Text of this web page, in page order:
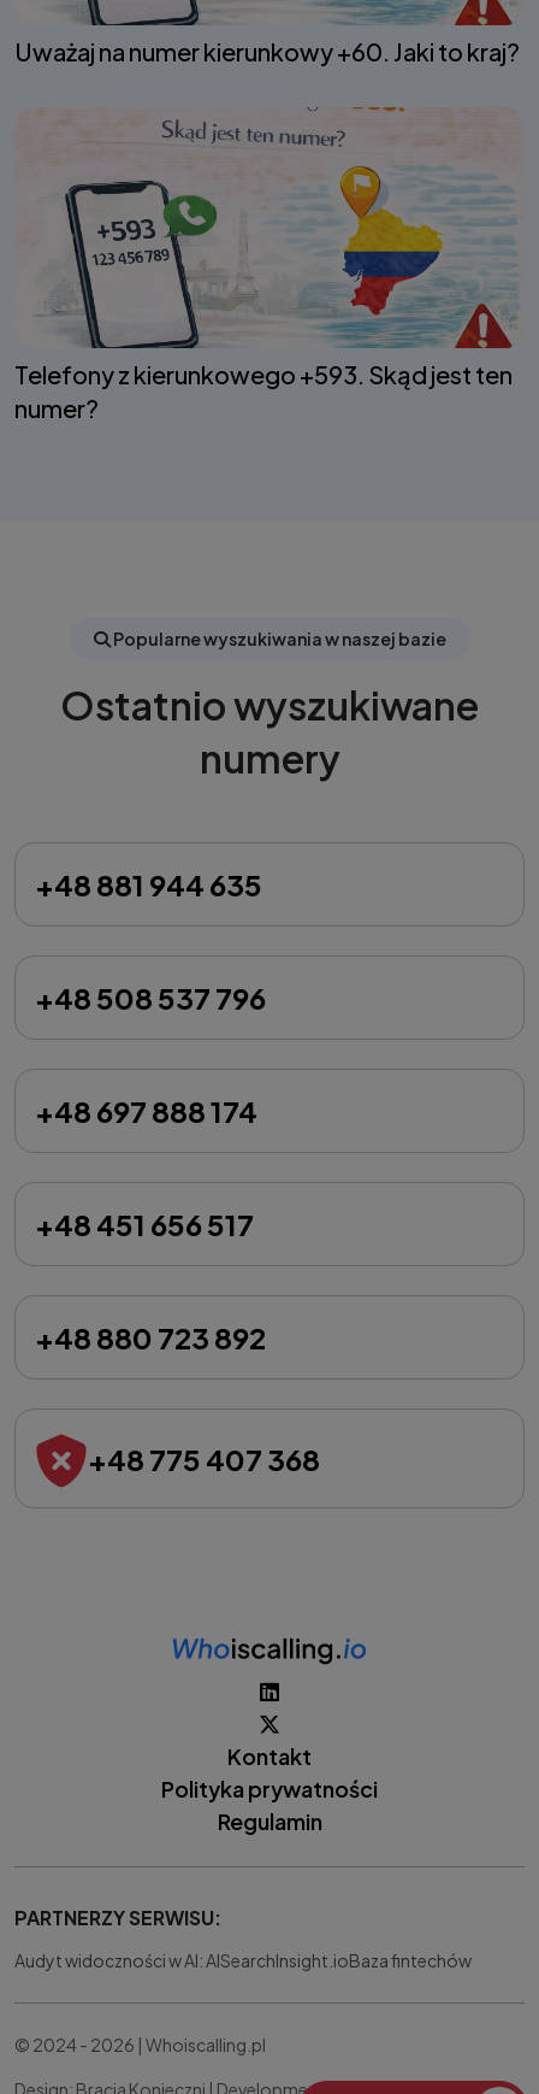
Uważaj na numer kierunkowy +60. Jaki to kraj?
Telefony z kierunkowego +593. Skąd jest ten
numer?
Popularne wyszukiwania w naszej bazie
Ostatnio wyszukiwane
numery
+48 881 944 635
+48 508 537 796
+48 697 888 174
+48 451 656 517
+48 880 723 892
+48 775 407 368
Kontakt
Polityka prywatności
Regulamin
PARTNERZY SERWISU:
Audyt widoczności w AI: AISearchInsight.ioBaza fintechów
© 2024 - 2026 | Whoiscalling.pl
Design: Bracia Konieczni | Development: